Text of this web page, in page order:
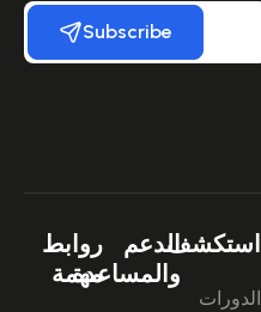
Subscribe
استكشف
الدورات
الدعم
والمساعدة
روابط
مهمة